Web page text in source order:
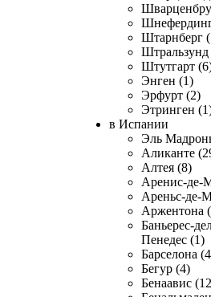
Штарнберг
Штральзунд
Штутгарт
Энген (1)
Эрфурт (2)
Этринген
в Испании
Эль
Аликанте
Алтея (8)
Аренис-де-
Ареньс-де-
Аржентона
Баньерес-
Пенедес (1)
Барселона
Бегур (4)
Бенаавис